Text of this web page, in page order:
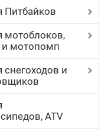
Питбайков
мотоблоков,
и мотопомп
снегоходов и
ATV